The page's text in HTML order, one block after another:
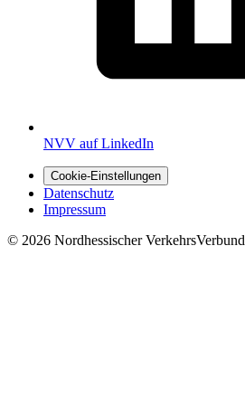
NVV auf LinkedIn
Cookie-Einstellungen
Datenschutz
Impressum
© 2026 Nordhessischer VerkehrsVerbund